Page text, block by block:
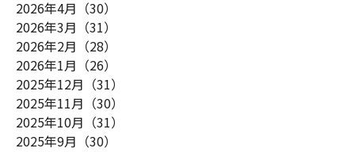
2026年4月（30）
2026年3月（31）
2026年2月（28）
2026年1月（26）
2025年12月（31）
2025年11月（30）
2025年10月（31）
2025年9月（30）